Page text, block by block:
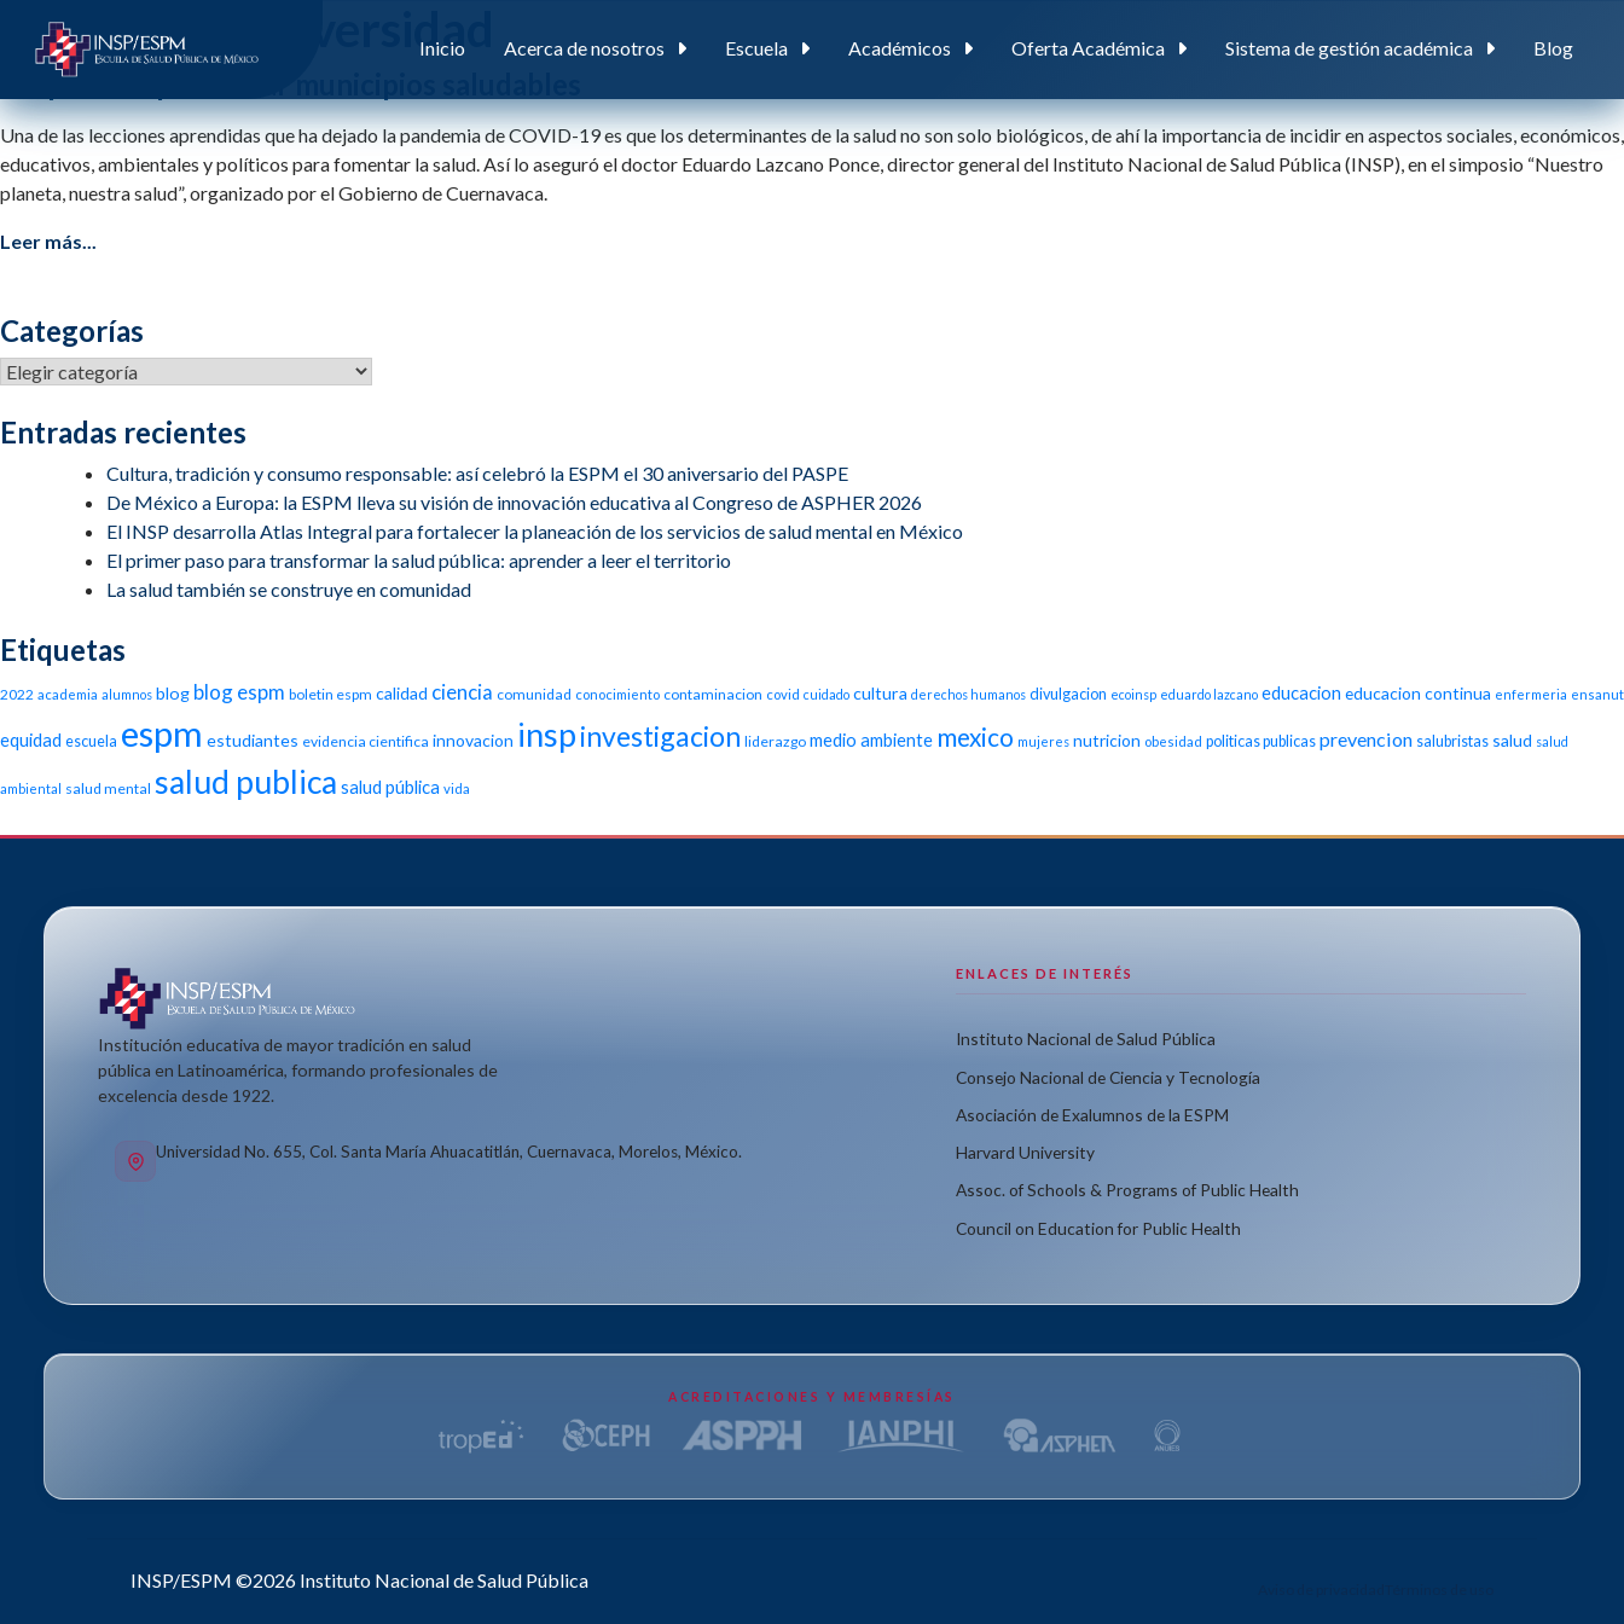
Inicio Acerca de nosotros Escuela Académicos Oferta Académica Sistema de gestión académica Blog
Etiqueta: biodiversidad
Propuestas para crear municipios saludables
Una de las lecciones aprendidas que ha dejado la pandemia de COVID-19 es que los determinantes de la salud no son solo biológicos, de ahí la importancia de incidir en aspectos sociales, económicos,
educativos, ambientales y políticos para fomentar la salud. Así lo aseguró el doctor Eduardo Lazcano Ponce, director general del Instituto Nacional de Salud Pública (INSP), en el simposio “Nuestro
planeta, nuestra salud”, organizado por el Gobierno de Cuernavaca.
Leer más...
Categorías
Categorías
Entradas recientes
Cultura, tradición y consumo responsable: así celebró la ESPM el 30 aniversario del PASPE
De México a Europa: la ESPM lleva su visión de innovación educativa al Congreso de ASPHER 2026
El INSP desarrolla Atlas Integral para fortalecer la planeación de los servicios de salud mental en México
El primer paso para transformar la salud pública: aprender a leer el territorio
La salud también se construye en comunidad
Etiquetas
2022 academia alumnos blog blog espm boletin espm calidad ciencia comunidad conocimiento contaminacion covid cuidado cultura derechos humanos divulgacion ecoinsp eduardo lazcano educacion educacion continua enfermeria ensanut
equidad escuela espm estudiantes evidencia cientifica innovacion inspinvestigacion liderazgo medio ambiente mexico mujeres nutricion obesidad politicas publicas prevencion salubristas salud salud
ambiental salud mental salud publica salud pública vida
Institución educativa de mayor tradición en salud
pública en Latinoamérica, formando profesionales de
excelencia desde 1922.
Universidad No. 655, Col. Santa María Ahuacatitlán, Cuernavaca, Morelos, México.
ENLACES DE INTERÉS
Instituto Nacional de Salud Pública
Consejo Nacional de Ciencia y Tecnología
Asociación de Exalumnos de la ESPM
Harvard University
Assoc. of Schools & Programs of Public Health
Council on Education for Public Health
ACREDITACIONES Y MEMBRESÍAS
INSP/ESPM ©2026 Instituto Nacional de Salud Pública